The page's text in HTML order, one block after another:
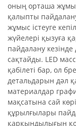
оның орташа жұмыс
қалыпты
жұмыс істеуге
жүйелері қызуға
пайдалану
сақтайды. LED
қабілеті бар, ол
детальдарын дәл
материалдар
мақсатына сай
құрылғылары
қарқындылығын